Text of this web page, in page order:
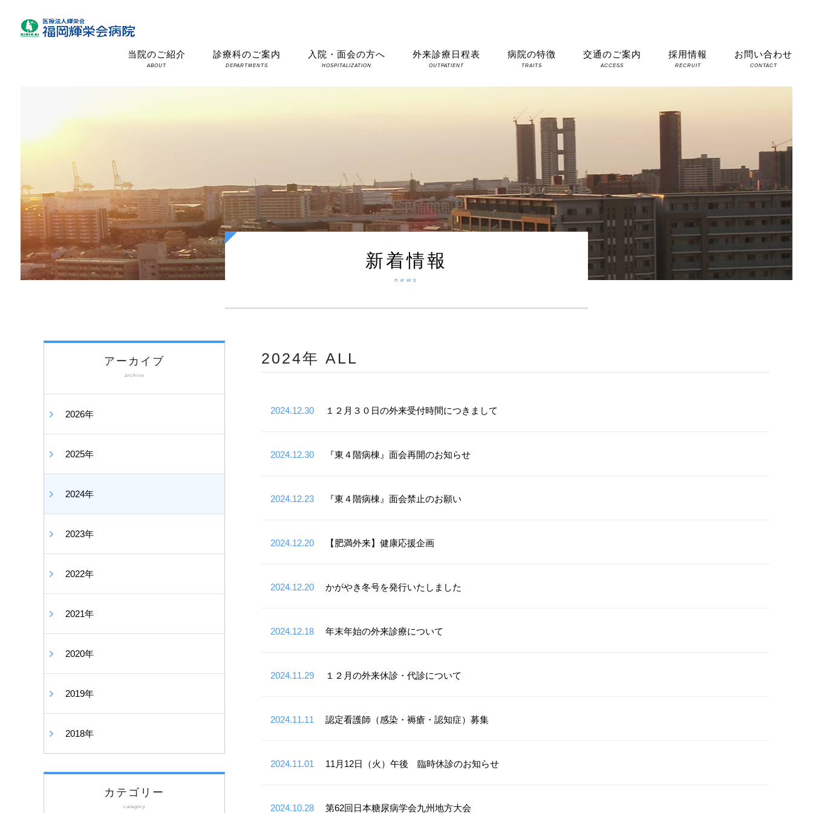
お問い合わせ
CONTACT
採用情報
RECRUIT
交通のご案内
ACCESS
病院の特徴
TRAITS
外来診療日程表
OUTPATIENT
入院・面会の方へ
HOSPITALIZATION
診療科のご案内
DEPARTMENTS
当院のご紹介
ABOUT
新着情報
news
2024年 ALL
2024.12.30 １２月３０日の外来受付時間につきまして
2024.12.30 『東４階病棟』面会再開のお知らせ
2024.12.23 『東４階病棟』面会禁止のお願い
2024.12.20 【肥満外来】健康応援企画
2024.12.20 かがやき冬号を発行いたしました
2024.12.18 年末年始の外来診療について
2024.11.29 １２月の外来休診・代診について
2024.11.11 認定看護師（感染・褥瘡・認知症）募集
2024.11.01 11月12日（火）午後 臨時休診のお知らせ
2024.10.28 第62回日本糖尿病学会九州地方大会
アーカイブ
archive
2026年
2025年
2024年
2023年
2022年
2021年
2020年
2019年
2018年
カテゴリー
category